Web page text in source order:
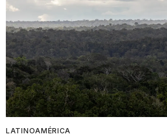
LATINOAMÉRICA